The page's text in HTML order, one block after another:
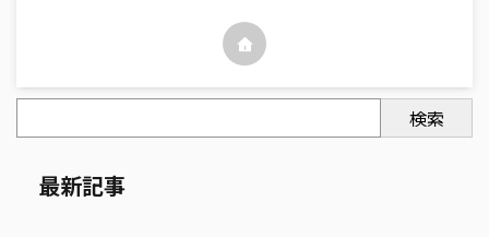
検索
最新記事